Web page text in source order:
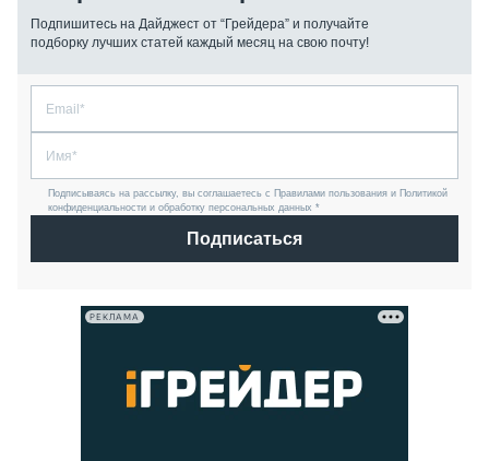
Подпишитесь на Дайджест от “Грейдера” и получайте
подборку лучших статей каждый месяц на свою почту!
Подписываясь на рассылку, вы соглашаетесь с Правилами пользования и Политикой
конфиденциальности и обработку персональных данных *
Подписаться
РЕКЛАМА